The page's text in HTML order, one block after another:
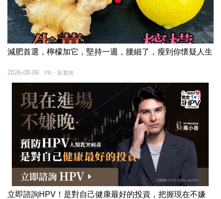
減肥首選，檸檬加它，堅持一週，腰細了，瘦到你懷疑人生
PR・新素簡
2026-08-06
立即諮詢HPV！是對自己健康最好的投資，把握現在不嫌